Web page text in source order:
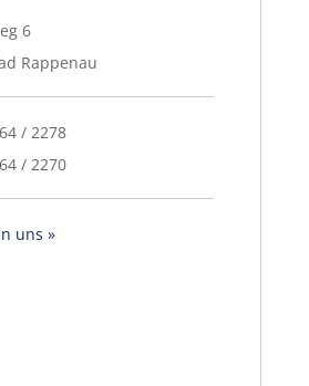
6
Rappenau
/ 2278
/ 2270
uns »